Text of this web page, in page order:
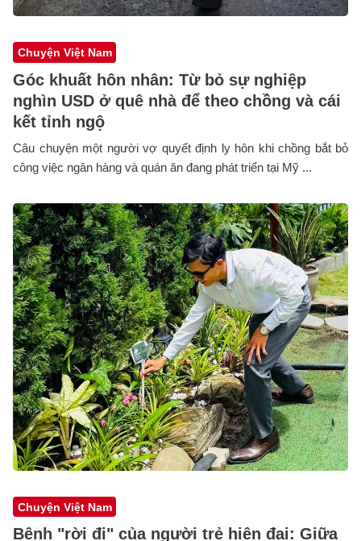
Chuyện Việt Nam
Góc khuất hôn nhân: Từ bỏ sự nghiệp
nghìn USD ở quê nhà để theo chồng và cái
kết tỉnh ngộ
Câu chuyện một người vợ quyết định ly hôn khi chồng bắt bỏ
công việc ngân hàng và quán ăn đang phát triển tại Mỹ ...
Chuyện Việt Nam
Bệnh "rời đi" của người trẻ hiện đại: Giữa